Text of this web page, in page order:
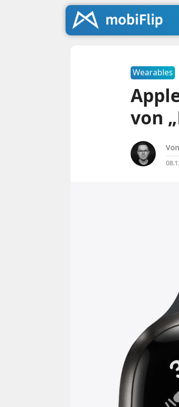
Wearables
von
Von